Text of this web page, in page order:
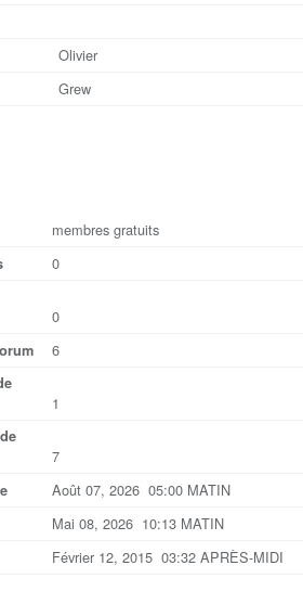
Olivier
Grew
membres gratuits
0
0
6
1
7
Août 07, 2026 05:00 MATIN
Mai 08, 2026 10:13 MATIN
Février 12, 2015 03:32 APRÈS-MIDI